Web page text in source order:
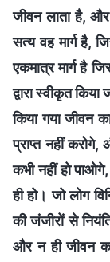
जीवन लाता है,
सत्य वह मार्ग है,
एकमात्र मार्ग है
द्वारा स्वीकृत
किया गया जीवन
प्राप्त नहीं
कभी नहीं हो
ही हो। जो लोग
की जंजीरों से
और न ही जीवन